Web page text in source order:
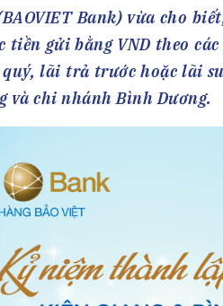
Đào tạo
Fintech
Tài chính Tiêu dùng
Bank) vừa cho
tiền gửi bằng VND theo
quý, lãi trả trước hoặc lãi
và chi nhánh Bình Dương.